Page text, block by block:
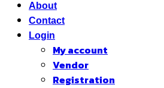
About
Contact
Login
My account
Vendor
Registration